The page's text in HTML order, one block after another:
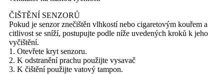
ČIŠTĚNÍ SENZORŮ
Pokud je senzor znečištěn vlhkostí nebo cigaretovým kouřem a
citlivost se sníží, postupujte podle níže uvedených kroků k jeho
vyčištění.
1. Otevřete kryt senzoru.
2. K odstranění prachu použijte vysavač
3. K čištění použijte vatový tampon.